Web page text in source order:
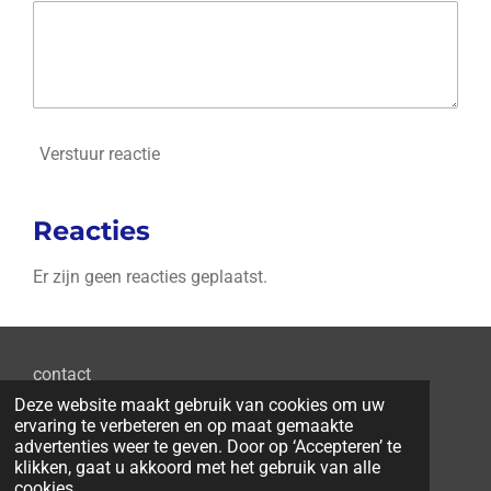
Deze website maakt gebruik van cookies om uw
ervaring te verbeteren en op maat gemaakte
advertenties weer te geven. Door op ‘Accepteren’ te
klikken, gaat u akkoord met het gebruik van alle
Verstuur reactie
Reacties
Er zijn geen reacties geplaatst.
contact
D
D
P
D